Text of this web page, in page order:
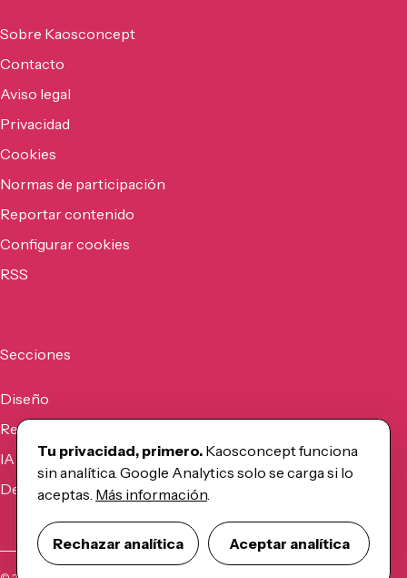
Sobre Kaosconcept
Contacto
Aviso legal
Privacidad
Cookies
Normas de participación
Reportar contenido
Configurar cookies
RSS
Secciones
Diseño
Recursos
IA
Desarrollo
Tu privacidad, primero. Kaosconcept funciona
sin analítica. Google Analytics solo se carga si lo
aceptas. Más información.
Rechazar analítica Aceptar analítica